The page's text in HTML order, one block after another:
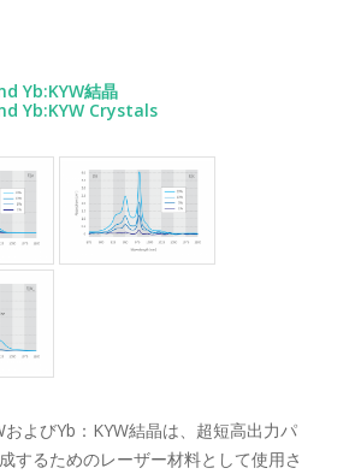
Yb:KYW結晶
Yb:KYW Crystals
およびYb：KYW結晶は、超短高出力パ
するためのレーザー材料として使用さ